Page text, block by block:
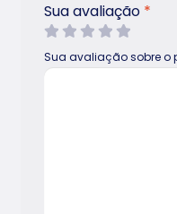
Sua avaliação *
Sua avaliação sobre o